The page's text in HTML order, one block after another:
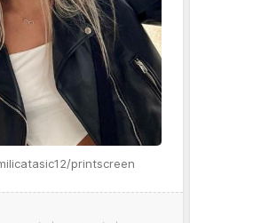
printscreen